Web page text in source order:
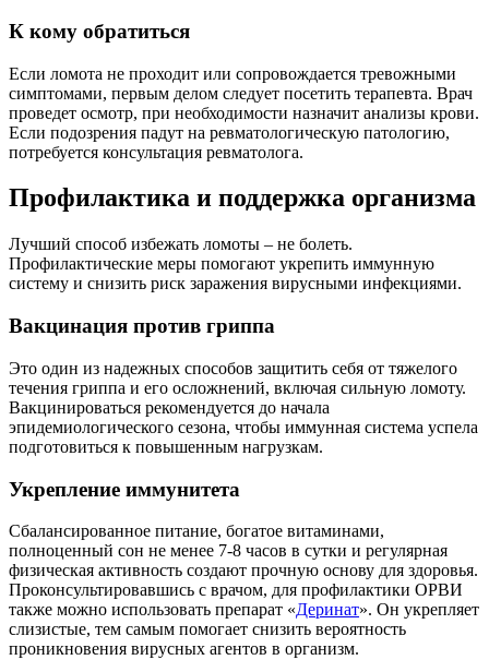
К кому обратиться
Если ломота не проходит или сопровождается тревожными
симптомами, первым делом следует посетить терапевта. Врач
проведет осмотр, при необходимости назначит анализы крови.
Если подозрения падут на ревматологическую патологию,
потребуется консультация ревматолога.
Профилактика и поддержка организма
Лучший способ избежать ломоты – не болеть.
Профилактические меры помогают укрепить иммунную
систему и снизить риск заражения вирусными инфекциями.
Вакцинация против гриппа
Это один из надежных способов защитить себя от тяжелого
течения гриппа и его осложнений, включая сильную ломоту.
Вакцинироваться рекомендуется до начала
эпидемиологического сезона, чтобы иммунная система успела
подготовиться к повышенным нагрузкам.
Укрепление иммунитета
Сбалансированное питание, богатое витаминами,
полноценный сон не менее 7-8 часов в сутки и регулярная
физическая активность создают прочную основу для здоровья.
Проконсультировавшись с врачом, для профилактики ОРВИ
также можно использовать препарат «Деринат». Он укрепляет
слизистые, тем самым помогает снизить вероятность
проникновения вирусных агентов в организм.